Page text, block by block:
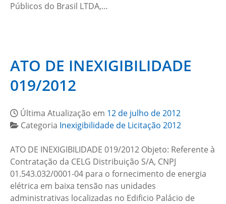
Públicos do Brasil LTDA,…
ATO DE INEXIGIBILIDADE
019/2012
Última Atualização em 12 de julho de 2012
Categoria Inexigibilidade de Licitação 2012
ATO DE INEXIGIBILIDADE 019/2012 Objeto: Referente à
Contratação da CELG Distribuição S/A, CNPJ
01.543.032/0001-04 para o fornecimento de energia
elétrica em baixa tensão nas unidades
administrativas localizadas no Edificio Palácio de